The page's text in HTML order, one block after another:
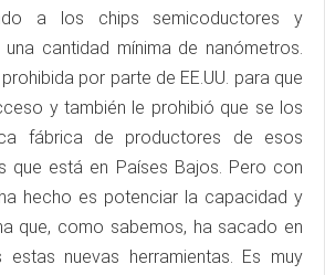
a los chips semicoductores y
cantidad mínima de nanómetros.
por parte de EE.UU. para que
y también le prohibió que se los
fábrica de productores de esos
que está en Países Bajos. Pero con
hecho es potenciar la capacidad y
que, como sabemos, ha sacado en
nuevas herramientas. Es muy